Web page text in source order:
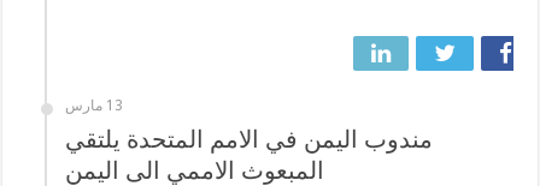
13 مارس
مندوب اليمن في الامم المتحدة يلتقي
المبعوث الاممي الى اليمن